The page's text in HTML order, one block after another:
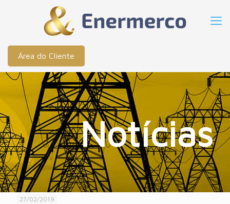
Área do Cliente
Notícias
27/02/2019